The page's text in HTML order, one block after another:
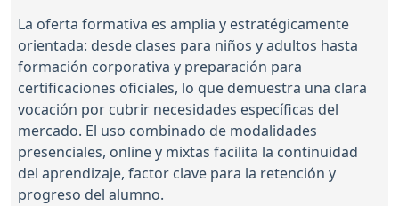
La oferta formativa es amplia y estratégicamente
orientada: desde clases para niños y adultos hasta
formación corporativa y preparación para
certificaciones oficiales, lo que demuestra una clara
vocación por cubrir necesidades específicas del
mercado. El uso combinado de modalidades
presenciales, online y mixtas facilita la continuidad
del aprendizaje, factor clave para la retención y
progreso del alumno.